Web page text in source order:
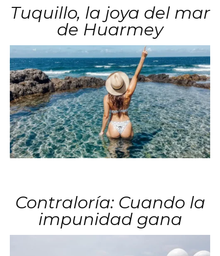
Tuquillo, la joya del mar
de Huarmey
Contraloría: Cuando la
impunidad gana